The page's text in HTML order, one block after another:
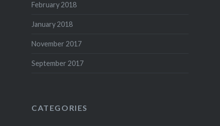
February 2018
January 2018
November 2017
September 2017
CATEGORIES